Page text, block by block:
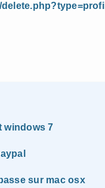
windows 7
sur mac osx